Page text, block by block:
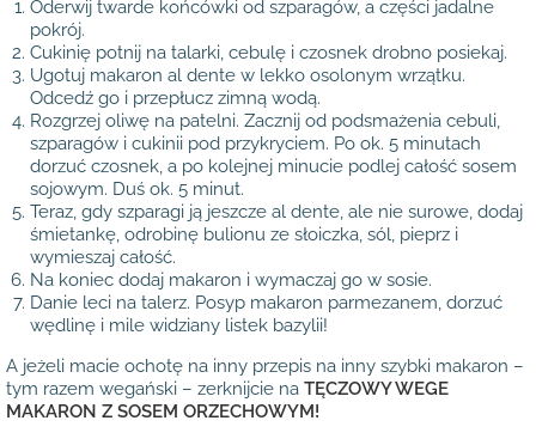
Oderwij twarde końcówki od szparagów, a części jadalne
pokrój.
Cukinię potnij na talarki, cebulę i czosnek drobno posiekaj.
Ugotuj makaron al dente w lekko osolonym wrzątku.
Odcedź go i przepłucz zimną wodą.
Rozgrzej oliwę na patelni. Zacznij od podsmażenia cebuli,
szparagów i cukinii pod przykryciem. Po ok. 5 minutach
dorzuć czosnek, a po kolejnej minucie podlej całość sosem
sojowym. Duś ok. 5 minut.
Teraz, gdy szparagi ją jeszcze al dente, ale nie surowe, dodaj
śmietankę, odrobinę bulionu ze słoiczka, sól, pieprz i
wymieszaj całość.
Na koniec dodaj makaron i wymaczaj go w sosie.
Danie leci na talerz. Posyp makaron parmezanem, dorzuć
wędlinę i mile widziany listek bazylii!
A jeżeli macie ochotę na inny przepis na inny szybki makaron –
tym razem wegański – zerknijcie na TĘCZOWY WEGE
MAKARON Z SOSEM ORZECHOWYM!